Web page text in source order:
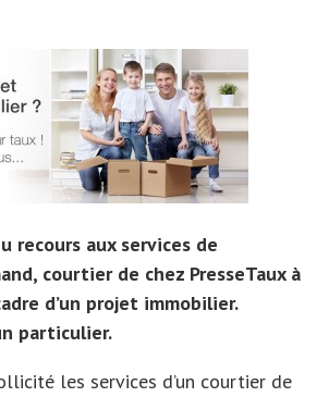
recours aux services de
courtier de chez PresseTaux à
d’un projet immobilier.
particulier.
les services d’un courtier de